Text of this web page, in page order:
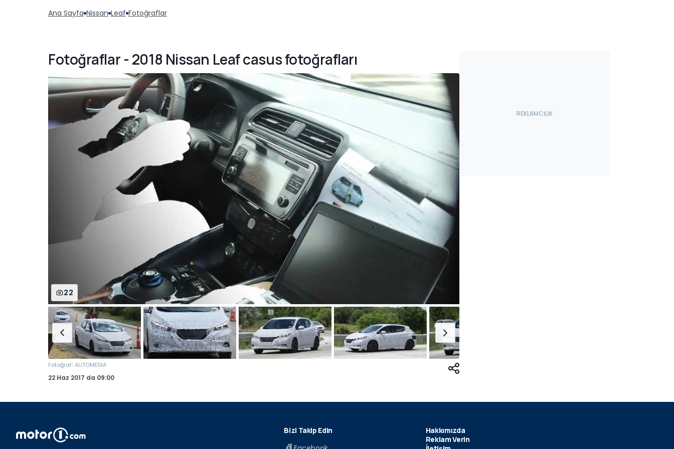
Ana Sayfa Nissan Leaf Fotoğraflar
Fotoğraflar - 2018 Nissan Leaf casus fotoğrafları
22
Fotoğraf:AUTOMEDIA
22 Haz 2017 da 09:00
Bizi Takip Edin
Hakkımızda
Reklam Verin